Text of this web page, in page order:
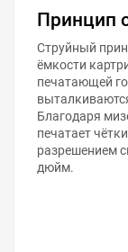
Принцип
Струйный
ёмкости
печатающей
Благодаря
печатает
разрешением
дюйм.